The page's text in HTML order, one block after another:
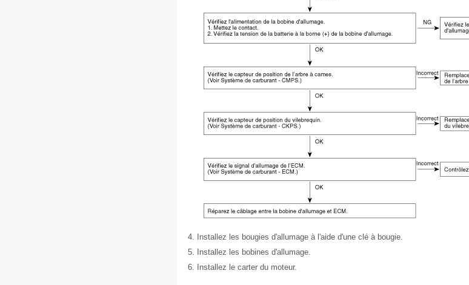
4.
Installez les bougies d'allumage à l'aide d'une clé à bougie.
5.
Installez les bobines d'allumage.
6.
Installez le carter du moteur.